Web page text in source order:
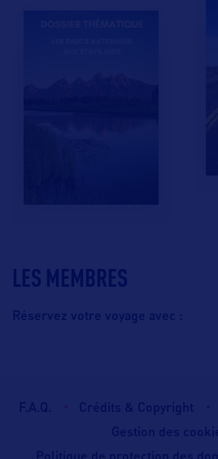
LES MEMBRES
Réservez votre voyage avec :
F.A.Q. Crédits & Copyright
Gestion des
Politique de protection des